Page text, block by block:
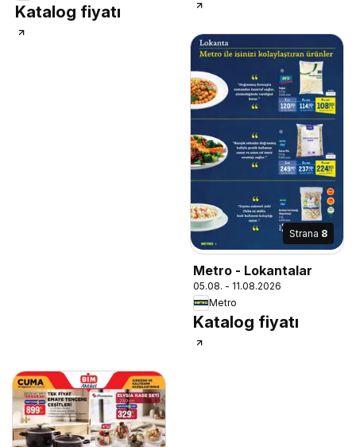
Katalog fiyatı
Strana 8
Metro - Lokantalar
05.08. - 11.08.2026
Metro
Katalog fiyatı